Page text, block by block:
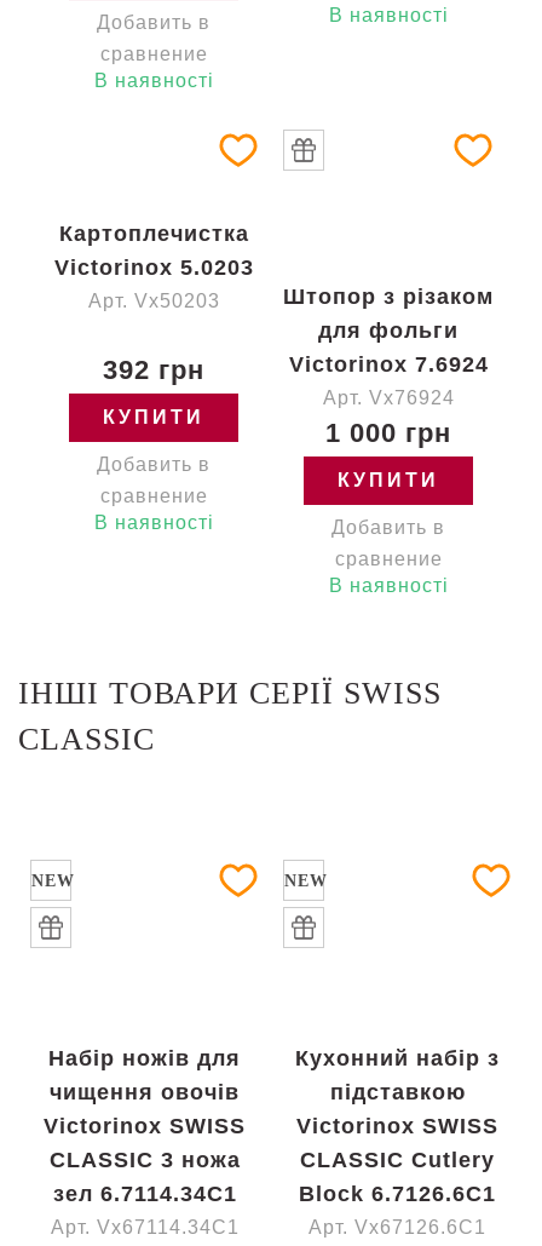
Добавить в
сравнение
В наявності
В наявності
Картоплечистка
Victorinox 5.0203
Арт. Vx50203
392 грн
КУПИТИ
Добавить в
сравнение
В наявності
Штопор з різаком
для фольги
Victorinox 7.6924
Арт. Vx76924
1 000 грн
КУПИТИ
Добавить в
сравнение
В наявності
ІНШІ ТОВАРИ СЕРІЇ SWISS
CLASSIC
NEW
Набір ножів для
чищення овочів
Victorinox SWISS
CLASSIC 3 ножа
зел 6.7114.34C1
Арт. Vx67114.34C1
NEW
Кухонний набір з
підставкою
Victorinox SWISS
CLASSIC Cutlery
Block 6.7126.6C1
Арт. Vx67126.6C1